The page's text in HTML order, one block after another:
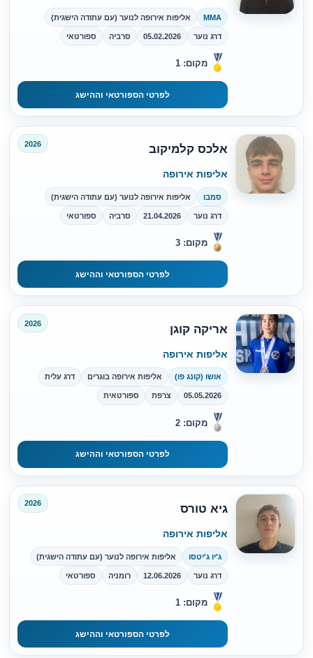
MMA אליפות אירופה לנוער (עם עתודה הישגית)
דרג נוער 05.02.2026 סרביה ספורטאי
מקום: 1
לפרטי הספורטאי וההישג
אלכס קלמיקוב 2026
אליפות אירופה
סמבו אליפות אירופה לנוער (עם עתודה הישגית)
דרג נוער 21.04.2026 סרביה ספורטאי
מקום: 3
לפרטי הספורטאי וההישג
אריקה קוגן 2026
אליפות אירופה
אושו (קונג פו) אליפות אירופה בוגרים דרג עלית
05.05.2026 צרפת ספורטאית
מקום: 2
לפרטי הספורטאי וההישג
גיא טורס 2026
אליפות אירופה
ג'יו ג'יטסו אליפות אירופה לנוער (עם עתודה הישגית)
דרג נוער 12.06.2026 רומניה ספורטאי
מקום: 1
לפרטי הספורטאי וההישג